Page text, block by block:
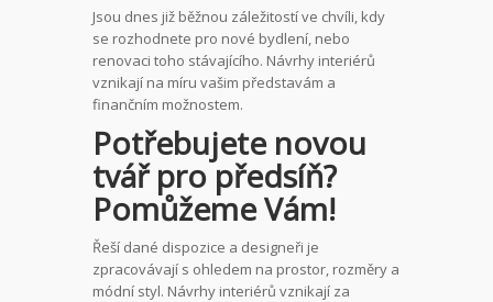
Jsou dnes již běžnou záležitostí ve chvíli, kdy
se rozhodnete pro nové bydlení, nebo
renovaci toho stávajícího. Návrhy interiérů
vznikají na míru vašim představám a
finančním možnostem.
Potřebujete novou
tvář pro předsíň?
Pomůžeme Vám!
Řeší dané dispozice a designeři je
zpracovávají s ohledem na prostor, rozměry a
módní styl. Návrhy interiérů vznikají za